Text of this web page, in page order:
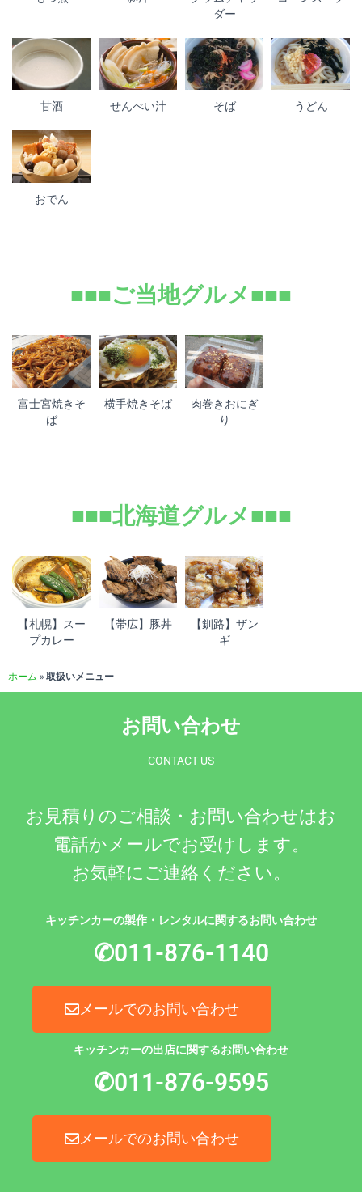
ダー
甘酒 せんべい汁 そば うどん
おでん
■■■ご当地グルメ■■■
富士宮焼きそ
ば
横手焼きそば
肉巻きおにぎ
り
■■■北海道グルメ■■■
【札幌】スー
プカレー
【帯広】豚丼
【釧路】ザン
ギ
ホーム » 取扱いメニュー
お問い合わせ
CONTACT US
お見積りのご相談・お問い合わせはお
電話かメールでお受けします。
お気軽にご連絡ください。
キッチンカーの製作・レンタルに関するお問い合わせ
✆011-876-1140
メールでのお問い合わせ
キッチンカーの出店に関するお問い合わせ
✆011-876-9595
メールでのお問い合わせ